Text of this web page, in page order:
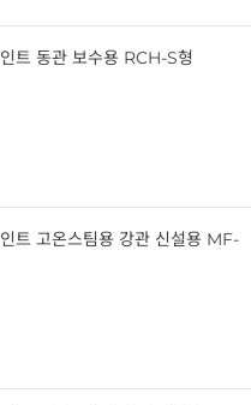
트 동관 보수용 RCH-S형
트 고온스팀용 강관 신설용 MF-